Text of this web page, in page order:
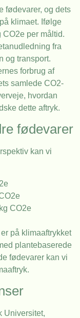
fødevarer, og dets
klimaet. Ifølge
per måltid.
fra
og transport.
forbrug af
samlede CO2-
hvordan
dette aftryk.
fødevarer
kan vi
CO2e
på klimaaftrykket
plantebaserede
fødevarer kan vi
Universitet,